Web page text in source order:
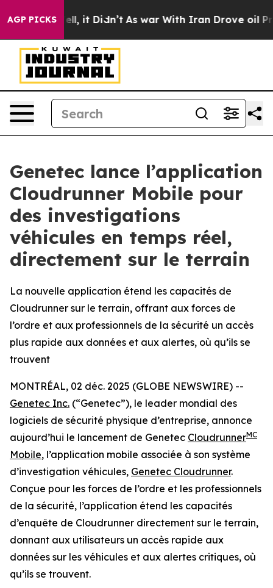
AGP PICKS
Well, it Didn’t As war With Iran Drove oil Prices
Genetec lance l’application
Cloudrunner Mobile pour
des investigations
véhicules en temps réel,
directement sur le terrain
La nouvelle application étend les capacités de
Cloudrunner sur le terrain, offrant aux forces de
l’ordre et aux professionnels de la sécurité un accès
plus rapide aux données et aux alertes, où qu’ils se
trouvent
MONTRÉAL, 02 déc. 2025 (GLOBE NEWSWIRE) --
Genetec Inc. (“Genetec”), le leader mondial des
logiciels de sécurité physique d’entreprise, annonce
aujourd’hui le lancement de Genetec CloudrunnerMC
Mobile, l’application mobile associée à son système
d’investigation véhicules, Genetec Cloudrunner.
Conçue pour les forces de l’ordre et les professionnels
de la sécurité, l’application étend les capacités
d’enquête de Cloudrunner directement sur le terrain,
donnant aux utilisateurs un accès rapide aux
données sur les véhicules et aux alertes critiques, où
qu’ils se trouvent.